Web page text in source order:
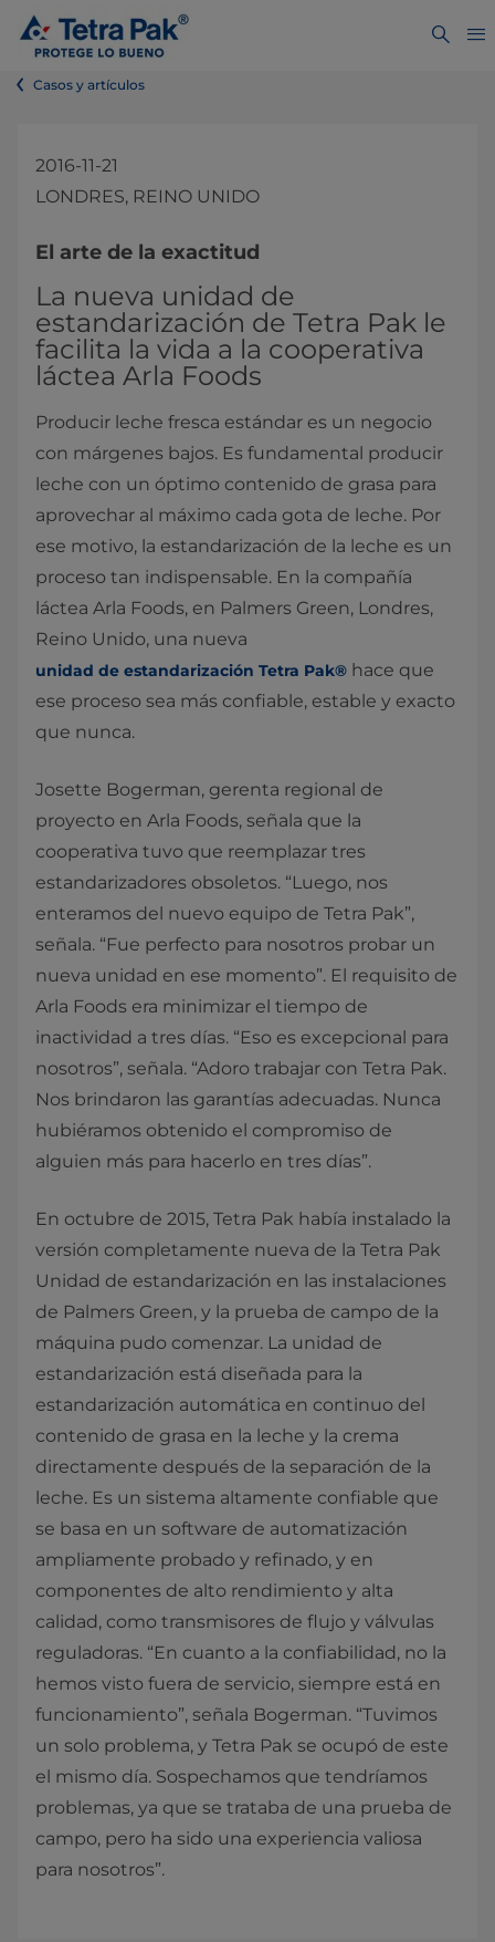
Casos y artículos
2016-11-21
LONDRES, REINO UNIDO
El arte de la exactitud
La nueva unidad de
estandarización de Tetra Pak le
facilita la vida a la cooperativa
láctea Arla Foods
Producir leche fresca estándar es un negocio
con márgenes bajos. Es fundamental producir
leche con un óptimo contenido de grasa para
aprovechar al máximo cada gota de leche. Por
ese motivo, la estandarización de la leche es un
proceso tan indispensable. En la compañía
láctea Arla Foods, en Palmers Green, Londres,
Reino Unido, una nueva
unidad de estandarización Tetra Pak® hace que
ese proceso sea más confiable, estable y exacto
que nunca.
Josette Bogerman, gerenta regional de
proyecto en Arla Foods, señala que la
cooperativa tuvo que reemplazar tres
estandarizadores obsoletos. “Luego, nos
enteramos del nuevo equipo de Tetra Pak”,
señala. “Fue perfecto para nosotros probar un
nueva unidad en ese momento”. El requisito de
Arla Foods era minimizar el tiempo de
inactividad a tres días. “Eso es excepcional para
nosotros”, señala. “Adoro trabajar con Tetra Pak.
Nos brindaron las garantías adecuadas. Nunca
hubiéramos obtenido el compromiso de
alguien más para hacerlo en tres días”.
En octubre de 2015, Tetra Pak había instalado la
versión completamente nueva de la Tetra Pak
Unidad de estandarización en las instalaciones
de Palmers Green, y la prueba de campo de la
máquina pudo comenzar. La unidad de
estandarización está diseñada para la
estandarización automática en continuo del
contenido de grasa en la leche y la crema
directamente después de la separación de la
leche. Es un sistema altamente confiable que
se basa en un software de automatización
ampliamente probado y refinado, y en
componentes de alto rendimiento y alta
calidad, como transmisores de flujo y válvulas
reguladoras. “En cuanto a la confiabilidad, no la
hemos visto fuera de servicio, siempre está en
funcionamiento”, señala Bogerman. “Tuvimos
un solo problema, y Tetra Pak se ocupó de este
el mismo día. Sospechamos que tendríamos
problemas, ya que se trataba de una prueba de
campo, pero ha sido una experiencia valiosa
para nosotros”.